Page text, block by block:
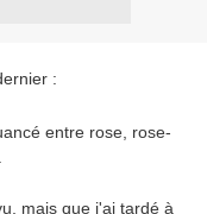
:
entre rose, rose-
mais que j'ai tardé à